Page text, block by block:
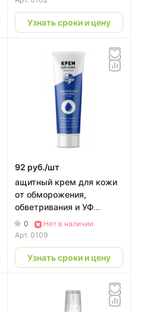
Узнать сроки и цену
92 руб./шт
ащитный крем для кожи
от обморожения,
обветривания и УФ
излучений 100мл. | CКС
PROFLINE
0
Нет в наличии
Арт. 0109
Узнать сроки и цену